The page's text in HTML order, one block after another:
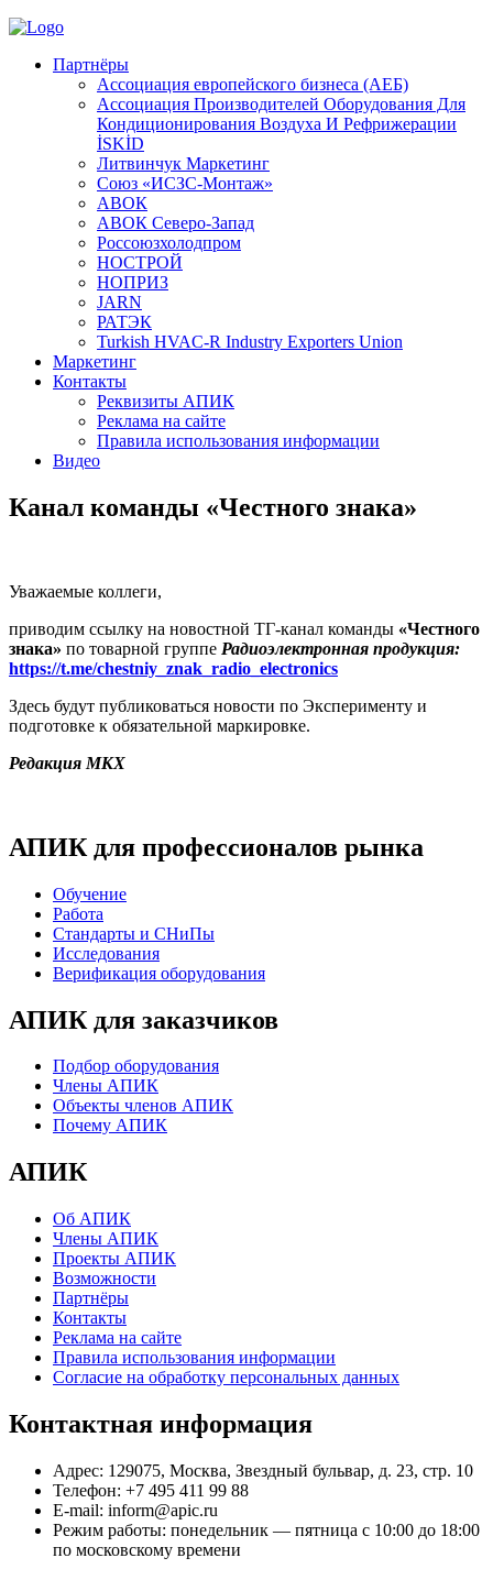
Партнёры
Ассоциация европейского бизнеса (АЕБ)
Aссоциация Производителей Оборудования Для
Кондиционирования Воздуха И Рефрижерации
İSKİD
Литвинчук Маркетинг
Союз «ИСЗС-Монтаж»
АВОК
АВОК Северо-Запад
Россоюзхолодпром
НОСТРОЙ
НОПРИЗ
JARN
РАТЭК
Turkish HVAC-R Industry Exporters Union
Маркетинг
Контакты
Реквизиты АПИК
Реклама на сайте
Правила использования информации
Видео
Канал команды «Честного знака»
Уважаемые коллеги,
приводим ссылку на новостной ТГ-канал команды «Честного
знака» по товарной группе Радиоэлектронная продукция:
https://t.me/chestniy_znak_radio_electronics
Здесь будут публиковаться новости по Эксперименту и
подготовке к обязательной маркировке.
Редакция МКХ
АПИК для профессионалов рынка
Обучение
Работа
Стандарты и СНиПы
Исследования
Верификация оборудования
АПИК для заказчиков
Подбор оборудования
Члены АПИК
Объекты членов АПИК
Почему АПИК
АПИК
Об АПИК
Члены АПИК
Проекты АПИК
Возможности
Партнёры
Контакты
Реклама на сайте
Правила использования информации
Согласие на обработку персональных данных
Контактная информация
Адрес: 129075, Москва, Звездный бульвар, д. 23, стр. 10
Телефон: +7 495 411 99 88
E-mail: inform@apic.ru
Режим работы: понедельник — пятница с 10:00 до 18:00
по московскому времени